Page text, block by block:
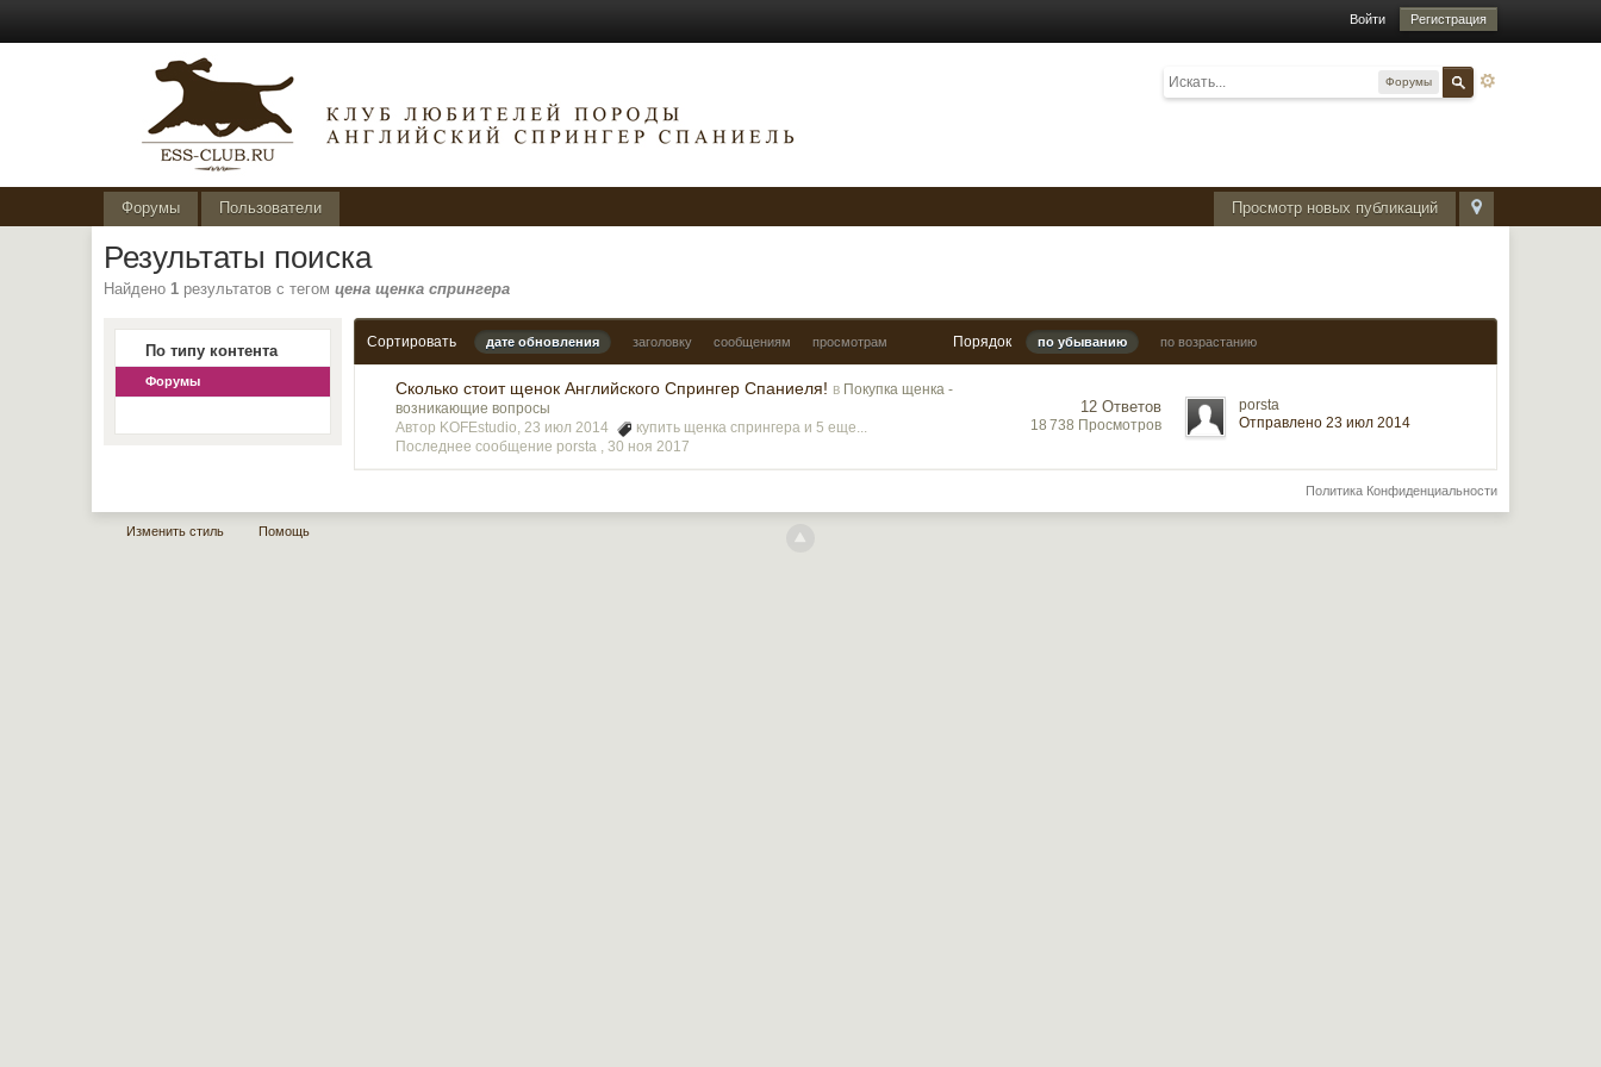
Войти Регистрация
Форумы
Просмотр новых публикаций
Форумы Пользователи
Результаты поиска
Найдено1 результатов с тегомцена щенка спрингера
По типу контента
Форумы
Сортировать дате обновления заголовку сообщениям просмотрам Порядок по убыванию по возрастанию
Сколько стоит щенок Английского Спрингер Спаниеля! в Покупка щенка -
возникающие вопросы
Автор KOFEstudio, 23 июл 2014
купить щенка спрингера и 5 еще...
Последнее сообщение porsta ,30 ноя 2017
12 Ответов
18 738 Просмотров
porsta
Отправлено 23 июл 2014
Политика Конфиденциальности
Изменить стиль Помощь